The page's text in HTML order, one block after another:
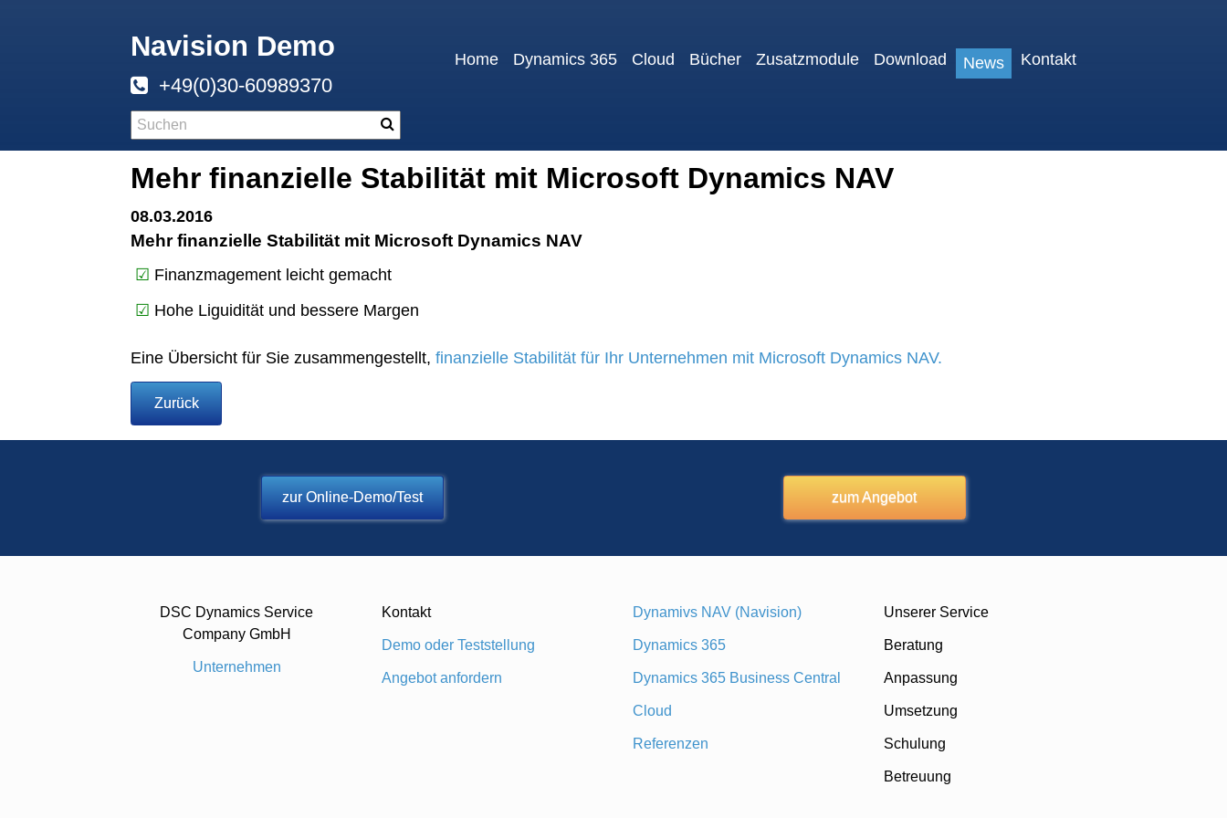
Navision Demo
+49(0)30-60989370
Home Dynamics 365 Cloud Bücher Zusatzmodule Download News Kontakt
Mehr finanzielle Stabilität mit Microsoft Dynamics NAV
08.03.2016
Mehr finanzielle Stabilität mit Microsoft Dynamics NAV
☑ Finanzmagement leicht gemacht
☑ Hohe Liguidität und bessere Margen
Eine Übersicht für Sie zusammengestellt, finanzielle Stabilität für Ihr Unternehmen mit Microsoft Dynamics NAV.
Zurück
zur Online-Demo/Test zum Angebot
DSC Dynamics Service
Company GmbH
Unternehmen
Kontakt
Demo oder Teststellung
Angebot anfordern
Dynamivs NAV (Navision)
Dynamics 365
Dynamics 365 Business Central
Cloud
Referenzen
Unserer Service
Beratung
Anpassung
Umsetzung
Schulung
Betreuung